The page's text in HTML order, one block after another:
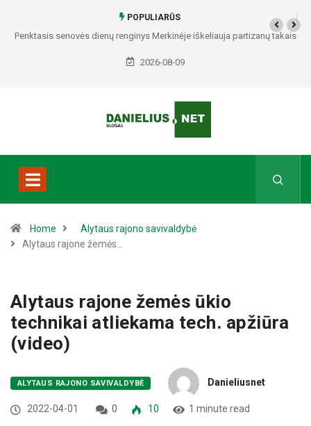
POPULIARŪS
Penktasis senovės dienų renginys Merkinėje iškeliauja partizanų takais
2026-08-09
Home
Alytaus rajono savivaldybė
Alytaus rajone žemės…
Alytaus rajone žemės ūkio
technikai atliekama tech. apžiūra
(video)
ALYTAUS RAJONO SAVIVALDYBĖ Danieliusnet
2022-04-01 0 10 1 minute read